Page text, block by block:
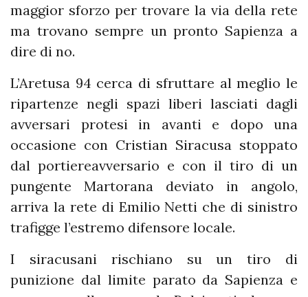
maggior sforzo per trovare la via della rete
ma trovano sempre un pronto Sapienza a
dire di no.
L’Aretusa 94 cerca di sfruttare al meglio le
ripartenze negli spazi liberi lasciati dagli
avversari protesi in avanti e dopo una
occasione con Cristian Siracusa stoppato
dal portiereavversario e con il tiro di un
pungente Martorana deviato in angolo,
arriva la rete di Emilio Netti che di sinistro
trafigge l’estremo difensore locale.
I siracusani rischiano su un tiro di
punizione dal limite parato da Sapienza e